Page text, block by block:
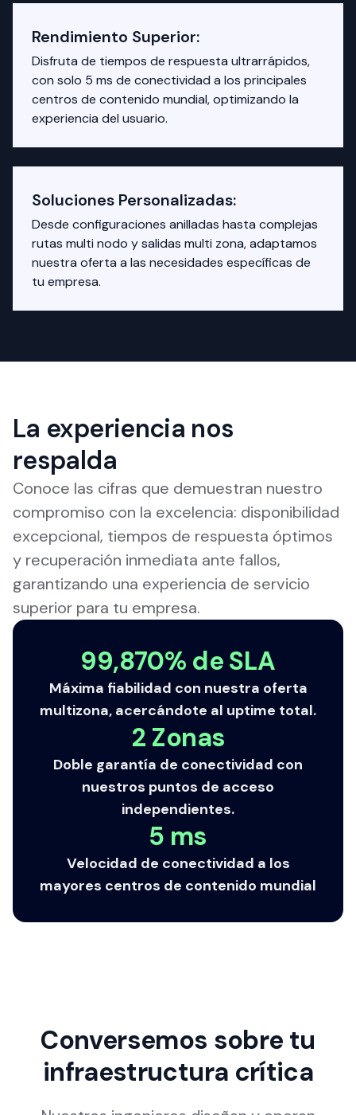
Rendimiento Superior:
Disfruta de tiempos de respuesta ultrarrápidos,
con solo 5 ms de conectividad a los principales
centros de contenido mundial, optimizando la
experiencia del usuario.
Soluciones Personalizadas:
Desde configuraciones anilladas hasta complejas
rutas multi nodo y salidas multi zona, adaptamos
nuestra oferta a las necesidades específicas de
tu empresa.
La experiencia nos
respalda
Conoce las cifras que demuestran nuestro
compromiso con la excelencia: disponibilidad
excepcional, tiempos de respuesta óptimos
y recuperación inmediata ante fallos,
garantizando una experiencia de servicio
superior para tu empresa.
99,870% de SLA
Máxima fiabilidad con nuestra oferta
multizona, acercándote al uptime total.
2 Zonas
Doble garantía de conectividad con
nuestros puntos de acceso
independientes.
5 ms
Velocidad de conectividad a los
mayores centros de contenido mundial
Conversemos sobre tu
infraestructura crítica